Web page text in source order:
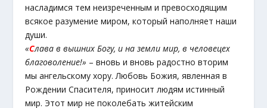
насладимся тем неизреченным и превосходящим
всякое разумение миром, который наполняет наши
души.
«Слава в вышних Богу, и на земли мир, в человецех
благоволение!» – вновь и вновь радостно вторим
мы ангельскому хору. Любовь Божия, явленная в
Рождении Спасителя, приносит людям истинный
мир. Этот мир не поколебать житейским